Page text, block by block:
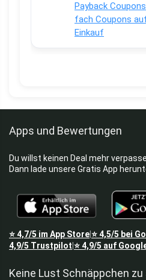
Payback
fach Coupons
Einkauf
Apps und Bewertungen
Du willst keinen Deal mehr
Dann lade unsere Gratis App
⭐4,7/5 im App Store⭐4,5/5 bei
4,9/5 Trustpilot ⭐4,9/5 auf
Keine Lust Schnäppchen zu